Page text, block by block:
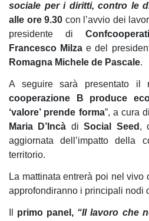
sociale per i diritti, contro le
alle ore 9.30 con l’avvio dei
presidente di
Francesco Milza e del
Romagna Michele de Pascale.
A seguire sarà presentato il
cooperazione B produce
‘valore’ prende forma”, a cura di
Maria D’Incà diSocial Seed ,
aggiornata dell’impatto della
territorio.
La mattinata entrerà poi nel
approfondiranno i principali nodi
primo panel, “Il lavoro che